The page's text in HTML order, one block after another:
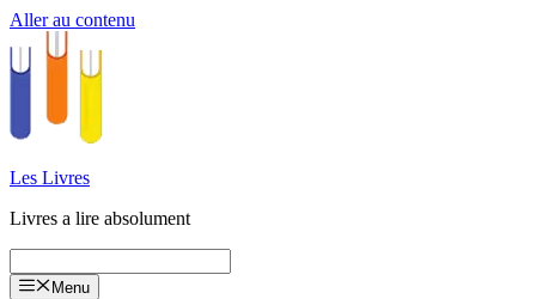
Aller au contenu
Les Livres
Livres a lire absolument
Menu